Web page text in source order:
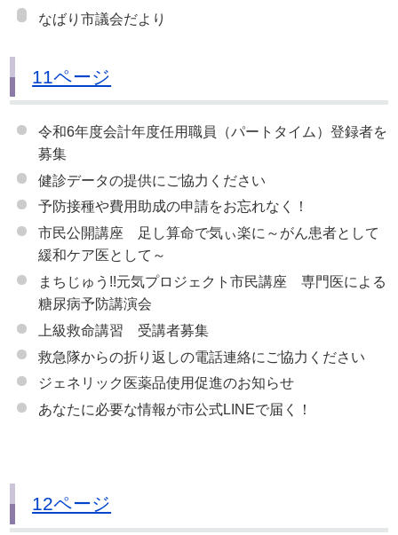
なばり市議会だより
11ページ
令和6年度会計年度任用職員（パートタイム）登録者を
募集
健診データの提供にご協力ください
予防接種や費用助成の申請をお忘れなく！
市民公開講座 足し算命で気ぃ楽に～がん患者として
緩和ケア医として～
まちじゅう!!元気プロジェクト市民講座 専門医による
糖尿病予防講演会
上級救命講習 受講者募集
救急隊からの折り返しの電話連絡にご協力ください
ジェネリック医薬品使用促進のお知らせ
あなたに必要な情報が市公式LINEで届く！
12ページ